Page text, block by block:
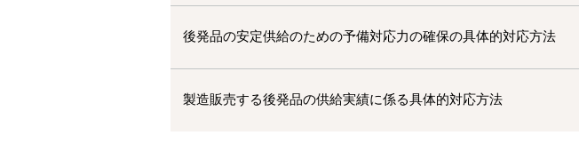
後発品の安定供給のための予備対応力の確保の具体的対応方法
製造販売する後発品の供給実績に係る具体的対応方法